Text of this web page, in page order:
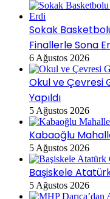
Sokak
Finallerle Sona
6 Ağustos 2026
Okul ve Çevresi
Yapıldı
5 Ağustos 2026
Kabaoğlu
5 Ağustos 2026
Başiskele
5 Ağustos 2026